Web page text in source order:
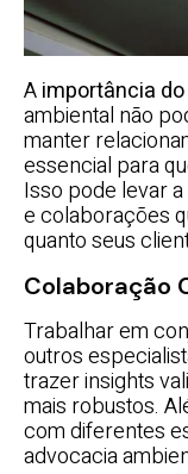
Aimportância
ambiental não
manter
essencial para
Isso pode levar
e colaborações
quanto seus
Colaboração
Trabalhar em
outros
trazer insights
mais robustos.
com diferentes
advocacia